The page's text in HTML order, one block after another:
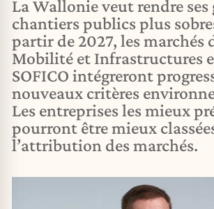
La Wallonie veut rendre ses
chantiers publics plus
partir de 2027, les marchés
Mobilité et Infrastructures
SOFICO intégreront
nouveaux critères
Les entreprises les mieux
pourront être mieux
l’attribution des marchés.